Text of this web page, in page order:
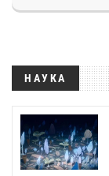
НАУКА